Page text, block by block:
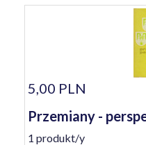
5,00 PLN
Przemiany -
1 produkt/y